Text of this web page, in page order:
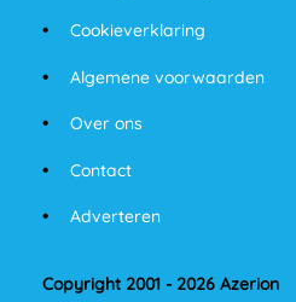
Cookieverklaring
Algemene voorwaarden
Over ons
Contact
Adverteren
Copyright 2001 - 2026 Azerion